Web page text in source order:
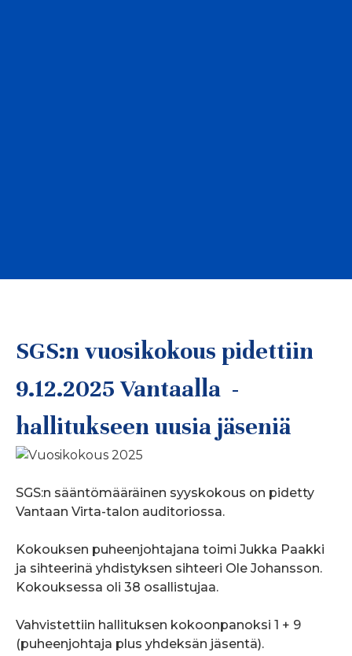
SGS:n vuosikokous pidettiin
9.12.2025 Vantaalla -
hallitukseen uusia jäseniä
SGS:n sääntömääräinen syyskokous on pidetty
Vantaan Virta-talon auditoriossa.
Kokouksen puheenjohtajana toimi Jukka Paakki
ja sihteerinä yhdistyksen sihteeri Ole Johansson.
Kokouksessa oli 38 osallistujaa.
Vahvistettiin hallituksen kokoonpanoksi 1 + 9
(puheenjohtaja plus yhdeksän jäsentä).